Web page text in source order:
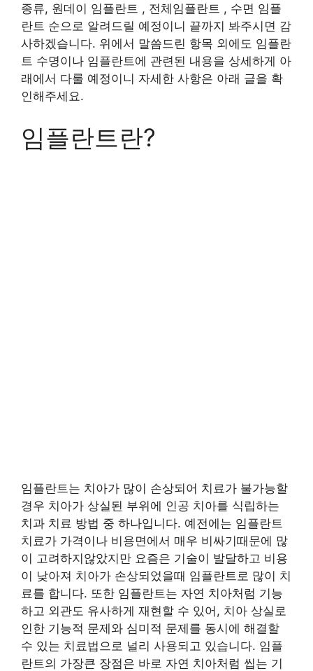
종류, 원데이 임플란트 , 전체임플란트 , 수면 임플
란트 순으로 알려드릴 예정이니 끝까지 봐주시면 감
사하겠습니다. 위에서 말씀드린 항목 외에도 임플란
트 수명이나 임플란트에 관련된 내용을 상세하게 아
래에서 다룰 예정이니 자세한 사항은 아래 글을 확
인해주세요.
임플란트란?
임플란트는 치아가 많이 손상되어 치료가 불가능할
경우 치아가 상실된 부위에 인공 치아를 식립하는
치과 치료 방법 중 하나입니다. 예전에는 임플란트
치료가 가격이나 비용면에서 매우 비싸기때문에 많
이 고려하지않았지만 요즘은 기술이 발달하고 비용
이 낮아져 치아가 손상되었을때 임플란트로 많이 치
료를 합니다. 또한 임플란트는 자연 치아처럼 기능
하고 외관도 유사하게 재현할 수 있어, 치아 상실로
인한 기능적 문제와 심미적 문제를 동시에 해결할
수 있는 치료법으로 널리 사용되고 있습니다. 임플
란트의 가장큰 장점은 바로 자연 치아처럼 씹는 기